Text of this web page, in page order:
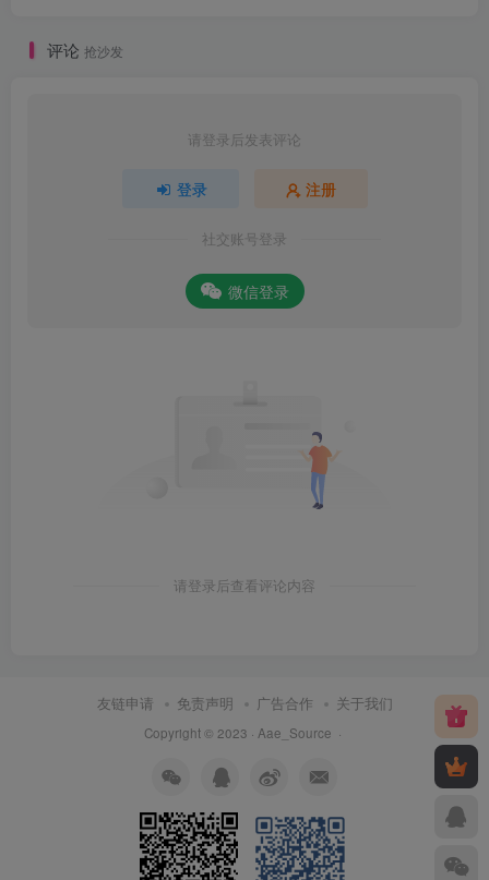
评论 抢沙发
请登录后发表评论
登录 注册
社交账号登录
微信登录
请登录后查看评论内容
友链申请 免责声明 广告合作 关于我们
Copyright © 2023 · Aae_Source ·